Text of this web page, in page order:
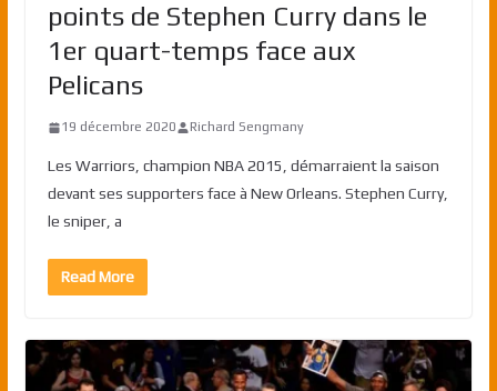
points de Stephen Curry dans le
1er quart-temps face aux
Pelicans
19 décembre 2020 Richard Sengmany
Les Warriors, champion NBA 2015, démarraient la saison
devant ses supporters face à New Orleans. Stephen Curry,
le sniper, a
Read More